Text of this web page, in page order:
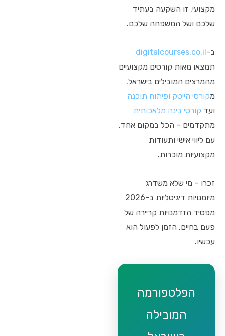
מקצועי, זו השקעה בעתיד
שלכם ושל המשפחה שלכם.
ב-digitalcourses.co.il
תמצאו מאות קורסים מקצועיים
מהמרצים המובילים בישראל.
מקורסי הייטק ופיתוח תוכנה
ועד קורסי בינה מלאכותית
מתקדמים – הכל במקום אחד,
עם ליווי אישי ותעודות
מקצועיות מוכרות.
זכרו – מי שלא משדרג
מיומנויות דיגיטליות ב-2026
מפסיד הזדמנויות קריירה של
פעם בחיים. הזמן לפעול הוא
עכשיו.
הפלטפורמה
המובילה